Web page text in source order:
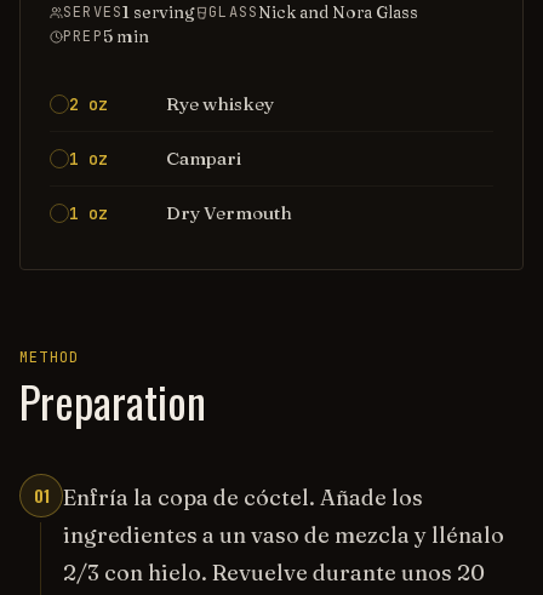
SERVES1 serving GLASSNick and Nora Glass
PREP5min
2 oz Rye whiskey
1 oz Campari
1 oz Dry Vermouth
METHOD
Preparation
01 Enfría la copa de cóctel. Añade los
ingredientes a un vaso de mezcla y llénalo
2/3 con hielo. Revuelve durante unos 20